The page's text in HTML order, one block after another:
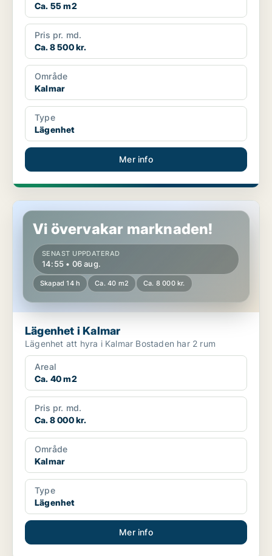
Ca. 55 m2
Pris pr. md.
Ca. 8 500 kr.
Område
Kalmar
Type
Lägenhet
Mer info
Lägenhet i Kalmar
Vi övervakar marknaden!
SENAST UPPDATERAD
14:55 • 06 aug.
Skapad 14 h Ca. 40 m2 Ca. 8 000 kr.
Lägenhet i Kalmar
Lägenhet att hyra i Kalmar Bostaden har 2 rum
Areal
Ca. 40 m2
Pris pr. md.
Ca. 8 000 kr.
Område
Kalmar
Type
Lägenhet
Mer info